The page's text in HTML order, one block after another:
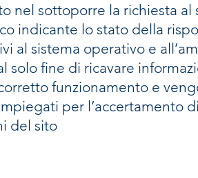
nel sottoporre la richiesta al
indicante lo stato della
al sistema operativo e
fine di ricavare
funzionamento e
per l’accertamento di
del sito